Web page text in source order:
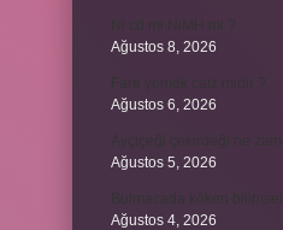
Ağustos 8, 2026
Ağustos 6, 2026
Ağustos 5, 2026
Ağustos 4, 2026